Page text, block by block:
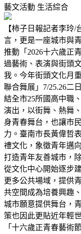
藝文活動 生活綜合
【柿子日報記者李玲
言，更是一座城市與
推動「2026十六歲正
過藝術、表演與街頭
我。今年街頭文化月
聯合舞展」7/25.26二
結全市25所國高中職
演出，以街舞、熱舞
身青春舞台，也讓市
力。臺南市長黃偉哲
禮文化，象徵青年邁
打造青年友善城市，
從文化中心開始逐步
更多公共場域，提供
共空間成為培養興趣
城市願意提供舞台，
策也因此更貼近年輕
「十六歲正青春藝術